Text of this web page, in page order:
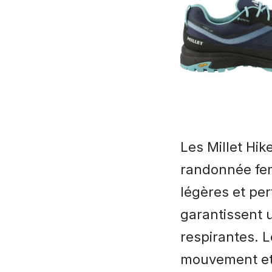
Les Millet
randonnée
légères et
garantissent
respirantes.
mouvement